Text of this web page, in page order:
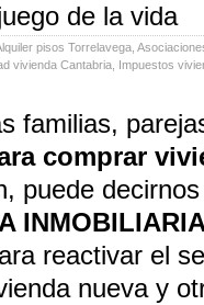
de la vida
pisos Torrelavega
vivienda Cantabria Impuestos
familias,
comprar
puede
reactivar el
nueva y